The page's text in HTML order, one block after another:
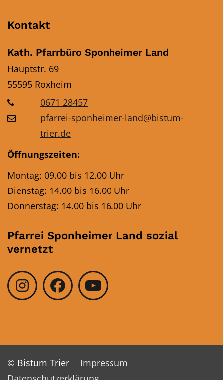
Kontakt
Kath. Pfarrbüro Sponheimer Land
Hauptstr. 69
55595 Roxheim
0671 28457
pfarrei-sponheimer-land@bistum-
trier.de
Öffnungszeiten:
Montag: 09.00 bis 12.00 Uhr
Dienstag: 14.00 bis 16.00 Uhr
Donnerstag: 14.00 bis 16.00 Uhr
Pfarrei Sponheimer Land sozial
vernetzt
© Bistum Trier
Impressum